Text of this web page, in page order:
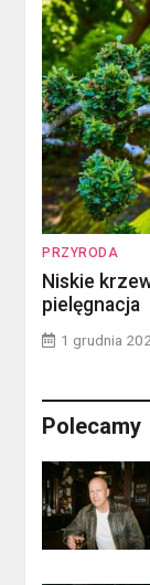
PRZYRODA
Niskie
pielęgnacja
1 grudnia
Polecamy